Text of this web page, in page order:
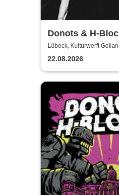
Donots & H-
Shows 2026
Lübeck, Kulturwerft Gollan
22.08.2026